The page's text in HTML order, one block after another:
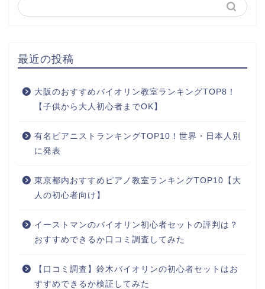
最近の投稿
大阪のおすすめバイオリン教室ランキングTOP8！
【子供から大人初心者までOK】
有名ピアニストランキングTOP10！世界・日本人別
に発表
東京都内おすすめピアノ教室ランキングTOP10【大
人の初心者向け】
イーストマンのバイオリン初心者セットの評判は？
おすすめできるか口コミ調査してみた
【口コミ調査】鈴木バイオリンの初心者セットはお
すすめできるか検証してみた